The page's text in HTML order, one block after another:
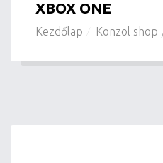
XBOX ONE
Kezdőlap Konzol shop